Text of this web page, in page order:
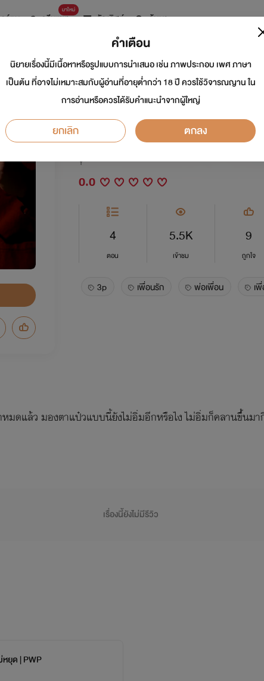
ร์ตูน
มาใหม่
ดรีมแชท ธัญลิสต์ ค้นหา
(มีอีบุ๊ค) 3P พ่อลูก
| PWP
นักเขียน:ชีริน
Y
0.0
4
ตอน
5.5K
เข้าชม
9
ถูกใจ
3p เพื่อนรัก พ่อเพื่อน เ
มดแล้ว มองตาแป๋วแบบนี้ยังไม่อิ่มอีกหรือไง ไม่อิ่มก็คลานขึ้นมา
เรื่องนี้ยังไม่มีรีวิว
ยุด | PWP
คำเตือน
นิยายเรื่องนี้มีเนื้อหาหรือรูปแบบการนำเสนอ เช่น ภาพประกอบ เพศ ภาษา
เป็นต้น ที่อาจไม่เหมาะสมกับผู้อ่านที่อายุต่ำกว่า 18 ปี ควรใช้วิจารณญาน ใน
การอ่านหรือควรได้รับคำแนะนำจากผู้ใหญ่
ยกเลิก ตกลง